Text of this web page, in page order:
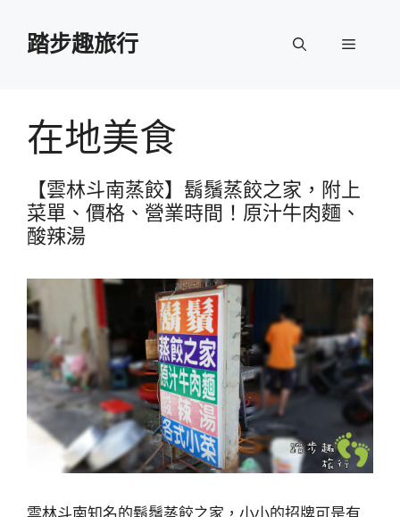
踏步趣旅行 選
在地美食
【雲林斗南蒸餃】鬍鬚蒸餃之家，附上
菜單、價格、營業時間！原汁牛肉麵、
酸辣湯
雲林斗南知名的鬍鬚蒸餃之家，小小的招牌可是有